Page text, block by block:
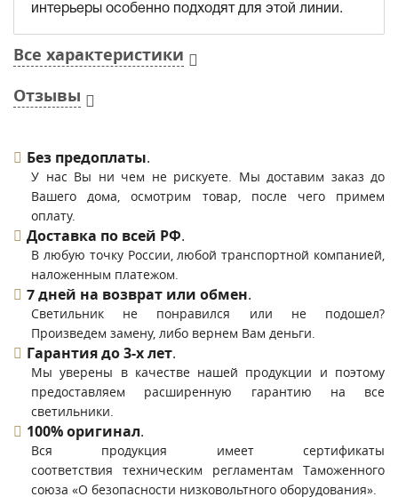
интерьеры особенно подходят для этой линии.
Все характеристики
Отзывы
Без предоплаты.
У нас Вы ни чем не рискуете. Мы доставим заказ до
Вашего дома, осмотрим товар, после чего примем
оплату.
Доставка по всей РФ.
В любую точку России, любой транспортной компанией,
наложенным платежом.
7 дней на возврат или обмен.
Светильник не понравился или не подошел?
Произведем замену, либо вернем Вам деньги.
Гарантия до 3-х лет.
Мы уверены в качестве нашей продукции и поэтому
предоставляем расширенную гарантию на все
светильники.
100% оригинал.
Вся продукция имеет сертификаты
соответствия техническим регламентам Таможенного
союза «О безопасности низковольтного оборудования».